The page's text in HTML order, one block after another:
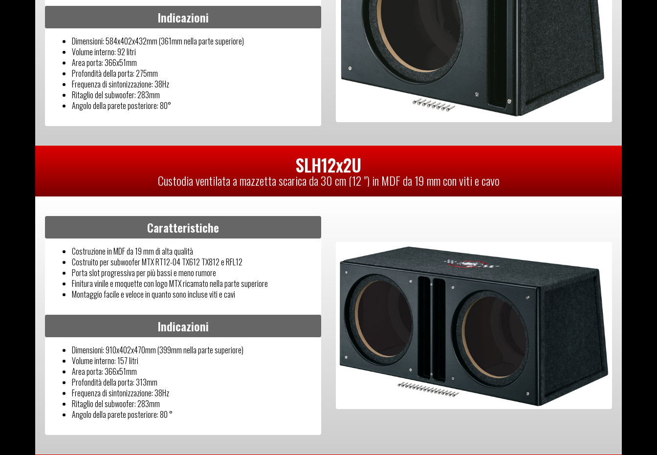
Indicazioni
Dimensioni: 584x402x432mm (361mm nella parte superiore)
Volume interno: 92 litri
Area porta: 366x51mm
Profondità della porta: 275mm
Frequenza di sintonizzazione: 38Hz
Ritaglio del subwoofer: 283mm
Angolo della parete posteriore: 80°
SLH12x2U
Custodia ventilata a mazzetta scarica da 30 cm (12 ") in MDF da 19 mm con viti e cavo
Caratteristiche
Costruzione in MDF da 19 mm di alta qualità
Costruito per subwoofer MTX RT12-04 TX612 TX812 e RFL12
Porta slot progressiva per più bassi e meno rumore
Finitura vinile e moquette con logo MTX ricamato nella parte superiore
Montaggio facile e veloce in quanto sono incluse viti e cavi
Indicazioni
Dimensioni: 910x402x470mm (399mm nella parte superiore)
Volume interno: 157 litri
Area porta: 366x51mm
Profondità della porta: 313mm
Frequenza di sintonizzazione: 38Hz
Ritaglio del subwoofer: 283mm
Angolo della parete posteriore: 80 °